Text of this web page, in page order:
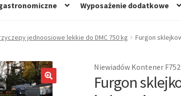
Wyposażenie dodatkowe
jednoosiowe lekkie do DMC 750 kg Furgon
🔍
Niewiadów Kontener
Furgon